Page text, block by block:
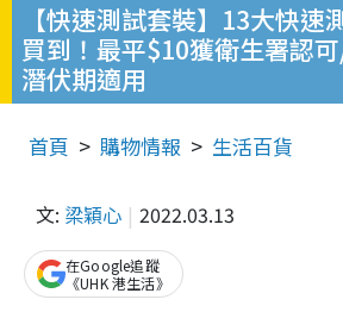
【快速測試套裝】13大快速
買到！最平$10獲衛生署認
潛伏期適用
首頁 購物情報 生活百貨
文: 梁穎心 2022.03.13
在Google追蹤
《UHK 港生活》